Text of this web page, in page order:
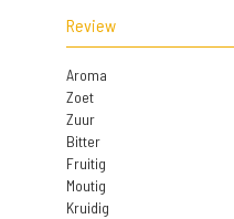
Review
Aroma
Zoet
Zuur
Bitter
Fruitig
Moutig
Kruidig